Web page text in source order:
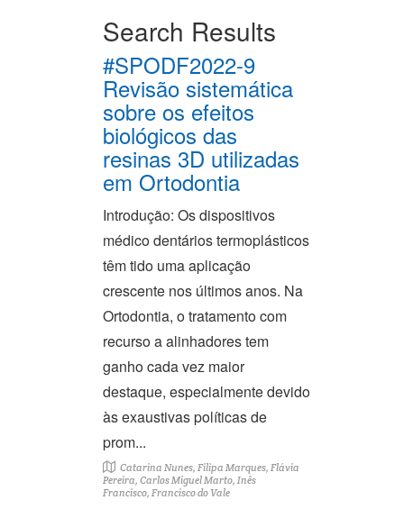
Search Results
#SPODF2022-9
Revisão sistemática
sobre os efeitos
biológicos das
resinas 3D utilizadas
em Ortodontia
Introdução: Os dispositivos
médico dentários termoplásticos
têm tido uma aplicação
crescente nos últimos anos. Na
Ortodontia, o tratamento com
recurso a alinhadores tem
ganho cada vez maior
destaque, especialmente devido
às exaustivas políticas de
prom...
Catarina Nunes, Filipa Marques, Flávia
Pereira, Carlos Miguel Marto, Inês
Francisco, Francisco do Vale